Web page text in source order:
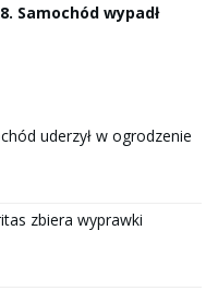
Samochód wypadł
uderzył w ogrodzenie
zbiera wyprawki